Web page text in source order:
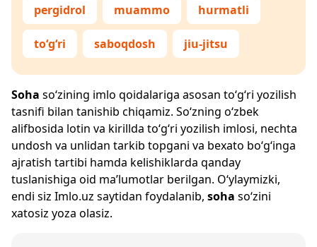
pergidrol muammo hurmatli
to‘g‘ri saboqdosh jiu-jitsu
Soha so‘zining imlo qoidalariga asosan to‘g‘ri yozilish
tasnifi bilan tanishib chiqamiz. So‘zning o‘zbek
alifbosida lotin va kirillda to‘g‘ri yozilish imlosi, nechta
undosh va unlidan tarkib topgani va bexato bo‘g‘inga
ajratish tartibi hamda kelishiklarda qanday
tuslanishiga oid ma’lumotlar berilgan. O‘ylaymizki,
endi siz Imlo.uz saytidan foydalanib, soha so‘zini
xatosiz yoza olasiz.